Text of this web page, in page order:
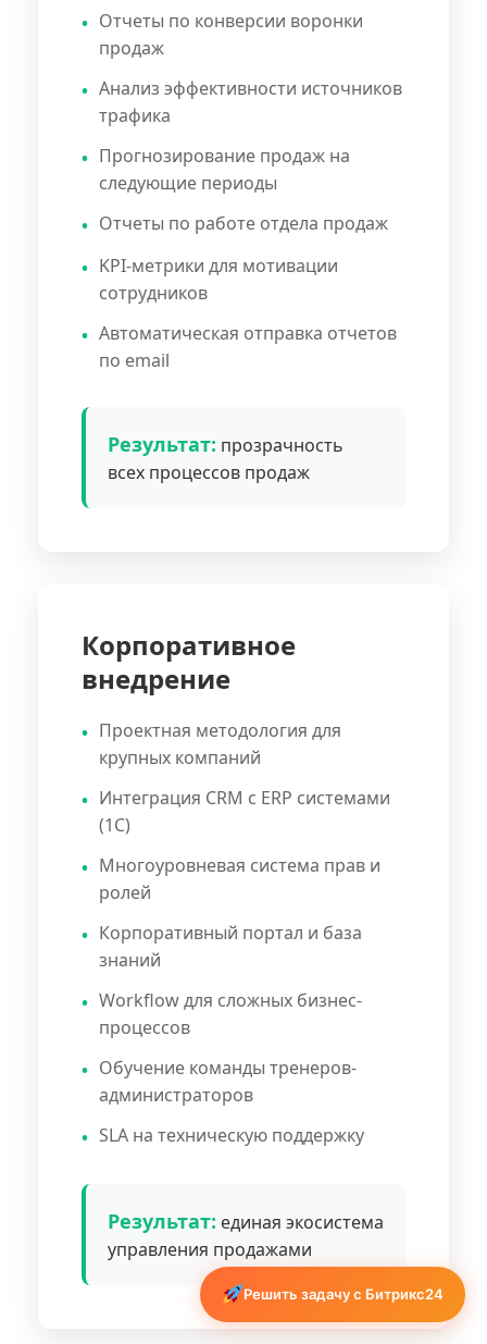
Отчеты по конверсии воронки
продаж
Анализ эффективности источников
трафика
Прогнозирование продаж на
следующие периоды
Отчеты по работе отдела продаж
KPI-метрики для мотивации
сотрудников
Автоматическая отправка отчетов
по email
Результат: прозрачность
всех процессов продаж
Корпоративное
внедрение
Проектная методология для
крупных компаний
Интеграция CRM с ERP системами
(1С)
Многоуровневая система прав и
ролей
Корпоративный портал и база
знаний
Workflow для сложных бизнес-
процессов
Обучение команды тренеров-
администраторов
SLA на техническую поддержку
Результат: единая экосистема
управления продажами
Решить задачу с Битрикс24